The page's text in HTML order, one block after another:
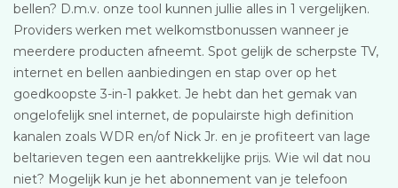
bellen? D.m.v. onze tool kunnen jullie alles in 1 vergelijken.
Providers werken met welkomstbonussen wanneer je
meerdere producten afneemt. Spot gelijk de scherpste TV,
internet en bellen aanbiedingen en stap over op het
goedkoopste 3-in-1 pakket. Je hebt dan het gemak van
ongelofelijk snel internet, de populairste high definition
kanalen zoals WDR en/of Nick Jr. en je profiteert van lage
beltarieven tegen een aantrekkelijke prijs. Wie wil dat nou
niet? Mogelijk kun je het abonnement van je telefoon